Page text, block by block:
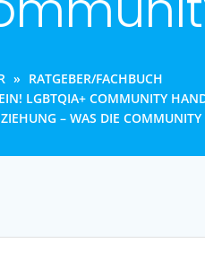
RATGEBER/FACHBUCH
LGBTQIA+ COMMUNITY
– WAS DIE COMMUNITY